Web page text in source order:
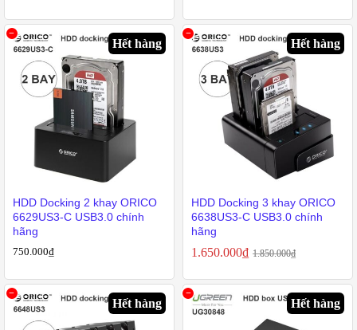
Hết hàng
HDD Docking 2 khay ORICO
6629US3-C USB3.0 chính
hãng
750.000₫
Hết hàng
HDD Docking 3 khay ORICO
6638US3-C USB3.0 chính
hãng
1.650.000₫ 1.850.000₫
Hết hàng Hết hàng